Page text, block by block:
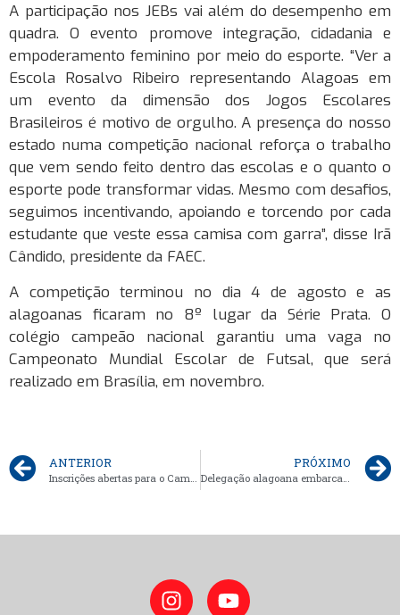
A participação nos JEBs vai além do desempenho em
quadra. O evento promove integração, cidadania e
empoderamento feminino por meio do esporte. “Ver a
Escola Rosalvo Ribeiro representando Alagoas em
um evento da dimensão dos Jogos Escolares
Brasileiros é motivo de orgulho. A presença do nosso
estado numa competição nacional reforça o trabalho
que vem sendo feito dentro das escolas e o quanto o
esporte pode transformar vidas. Mesmo com desafios,
seguimos incentivando, apoiando e torcendo por cada
estudante que veste essa camisa com garra”, disse Irã
Cândido, presidente da FAEC.
A competição terminou no dia 4 de agosto e as
alagoanas ficaram no 8º lugar da Série Prata. O
colégio campeão nacional garantiu uma vaga no
Campeonato Mundial Escolar de Futsal, que será
realizado em Brasília, em novembro.
ANTERIOR
Inscrições abertas para o Campeonato Alagoano de Natação Escolar 2025 – Etapa 02
PRÓXIMO
Delegação alagoana embarca para Florianópolis em busca de vaga no Mundial Escolar de Futsal